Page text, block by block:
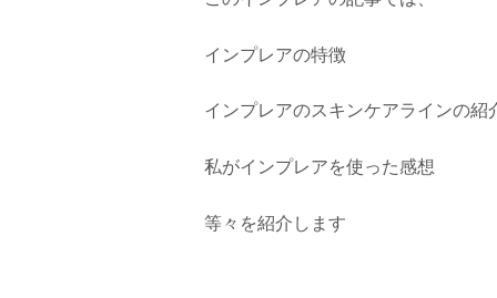
インプレアの特徴
インプレアのスキンケアラインの紹
私がインプレアを使った感想
等々を紹介します